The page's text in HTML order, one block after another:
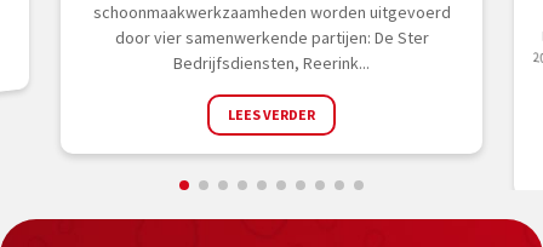
schoonmaakwerkzaamheden worden uitgevoerd
door vier samenwerkende partijen: De Ster
Bedrijfsdiensten, Reerink...
LEES VERDER